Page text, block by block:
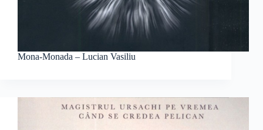
Mona-Monada – Lucian Vasiliu